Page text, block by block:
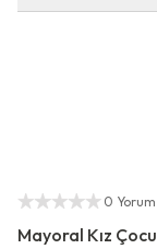
Yetkili Satıcı
0 Yorum
Mayoral Kız